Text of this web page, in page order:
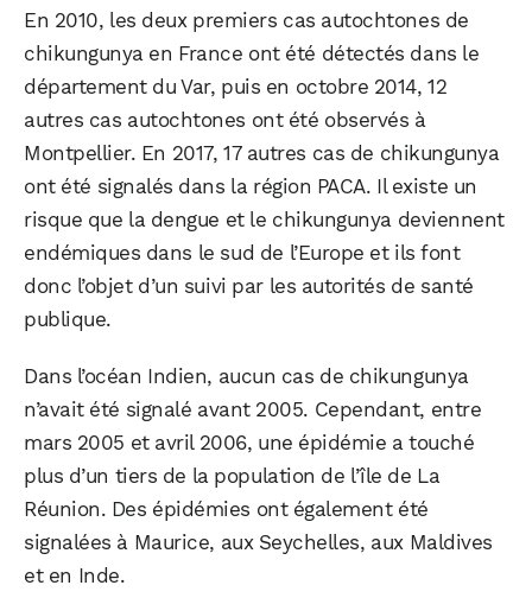
En 2010, les deux premiers cas autochtones de
chikungunya en France ont été détectés dans le
département du Var, puis en octobre 2014, 12
autres cas autochtones ont été observés à
Montpellier. En 2017, 17 autres cas de chikungunya
ont été signalés dans la région PACA. Il existe un
risque que la dengue et le chikungunya deviennent
endémiques dans le sud de l’Europe et ils font
donc l’objet d’un suivi par les autorités de santé
publique.
Dans l’océan Indien, aucun cas de chikungunya
n’avait été signalé avant 2005. Cependant, entre
mars 2005 et avril 2006, une épidémie a touché
plus d’un tiers de la population de l’île de La
Réunion. Des épidémies ont également été
signalées à Maurice, aux Seychelles, aux Maldives
et en Inde.